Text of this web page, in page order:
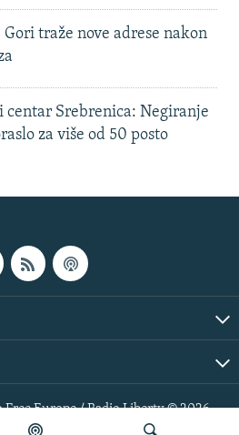
Gori traže nove adrese nakon
Srebrenica: Negiranje
za više od 50 posto
Free Europe / Radio Liberty © 2026